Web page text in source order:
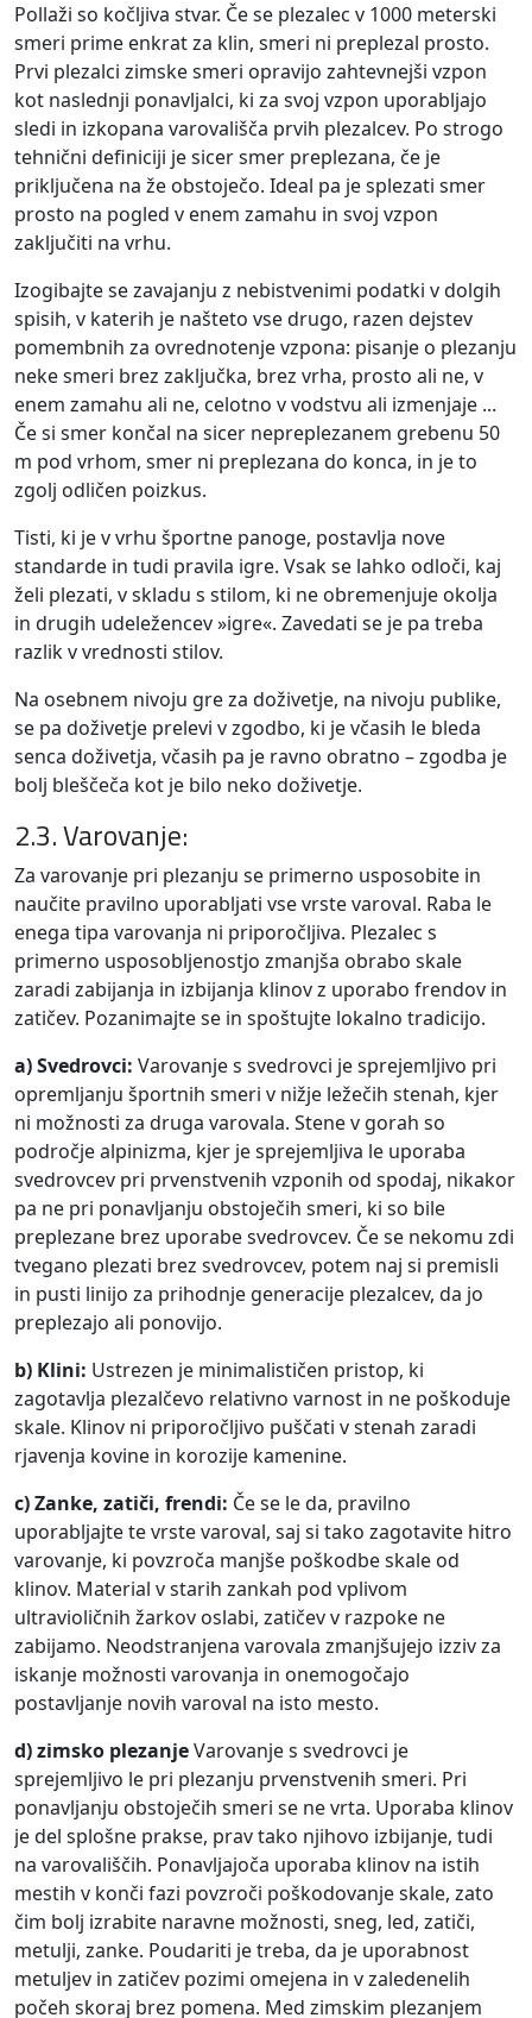
Pollaži so kočljiva stvar. Če se plezalec v 1000 meterski
smeri prime enkrat za klin, smeri ni preplezal prosto.
Prvi plezalci zimske smeri opravijo zahtevnejši vzpon
kot naslednji ponavljalci, ki za svoj vzpon uporabljajo
sledi in izkopana varovališča prvih plezalcev. Po strogo
tehnični definiciji je sicer smer preplezana, če je
priključena na že obstoječo. Ideal pa je splezati smer
prosto na pogled v enem zamahu in svoj vzpon
zaključiti na vrhu.
Izogibajte se zavajanju z nebistvenimi podatki v dolgih
spisih, v katerih je našteto vse drugo, razen dejstev
pomembnih za ovrednotenje vzpona: pisanje o plezanju
neke smeri brez zaključka, brez vrha, prosto ali ne, v
enem zamahu ali ne, celotno v vodstvu ali izmenjaje ...
Če si smer končal na sicer nepreplezanem grebenu 50
m pod vrhom, smer ni preplezana do konca, in je to
zgolj odličen poizkus.
Tisti, ki je v vrhu športne panoge, postavlja nove
standarde in tudi pravila igre. Vsak se lahko odloči, kaj
želi plezati, v skladu s stilom, ki ne obremenjuje okolja
in drugih udeležencev »igre«. Zavedati se je pa treba
razlik v vrednosti stilov.
Na osebnem nivoju gre za doživetje, na nivoju publike,
se pa doživetje prelevi v zgodbo, ki je včasih le bleda
senca doživetja, včasih pa je ravno obratno – zgodba je
bolj bleščeča kot je bilo neko doživetje.
2.3. Varovanje:
Za varovanje pri plezanju se primerno usposobite in
naučite pravilno uporabljati vse vrste varoval. Raba le
enega tipa varovanja ni priporočljiva. Plezalec s
primerno usposobljenostjo zmanjša obrabo skale
zaradi zabijanja in izbijanja klinov z uporabo frendov in
zatičev. Pozanimajte se in spoštujte lokalno tradicijo.
a) Svedrovci: Varovanje s svedrovci je sprejemljivo pri
opremljanju športnih smeri v nižje ležečih stenah, kjer
ni možnosti za druga varovala. Stene v gorah so
področje alpinizma, kjer je sprejemljiva le uporaba
svedrovcev pri prvenstvenih vzponih od spodaj, nikakor
pa ne pri ponavljanju obstoječih smeri, ki so bile
preplezane brez uporabe svedrovcev. Če se nekomu zdi
tvegano plezati brez svedrovcev, potem naj si premisli
in pusti linijo za prihodnje generacije plezalcev, da jo
preplezajo ali ponovijo.
b) Klini: Ustrezen je minimalističen pristop, ki
zagotavlja plezalčevo relativno varnost in ne poškoduje
skale. Klinov ni priporočljivo puščati v stenah zaradi
rjavenja kovine in korozije kamenine.
c) Zanke, zatiči, frendi: Če se le da, pravilno
uporabljajte te vrste varoval, saj si tako zagotavite hitro
varovanje, ki povzroča manjše poškodbe skale od
klinov. Material v starih zankah pod vplivom
ultravioličnih žarkov oslabi, zatičev v razpoke ne
zabijamo. Neodstranjena varovala zmanjšujejo izziv za
iskanje možnosti varovanja in onemogočajo
postavljanje novih varoval na isto mesto.
d) zimsko plezanjeVarovanje s svedrovci je
sprejemljivo le pri plezanju prvenstvenih smeri. Pri
ponavljanju obstoječih smeri se ne vrta. Uporaba klinov
je del splošne prakse, prav tako njihovo izbijanje, tudi
na varovališčih. Ponavljajoča uporaba klinov na istih
mestih v konči fazi povzroči poškodovanje skale, zato
čim bolj izrabite naravne možnosti, sneg, led, zatiči,
metulji, zanke. Poudariti je treba, da je uporabnost
metuljev in zatičev pozimi omejena in v zaledenelih
počeh skoraj brez pomena. Med zimskim plezanjem